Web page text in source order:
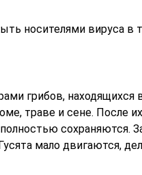
носителями вируса в
грибов, находящихся
траве и сене. После
сохраняются.
мало двигаются,